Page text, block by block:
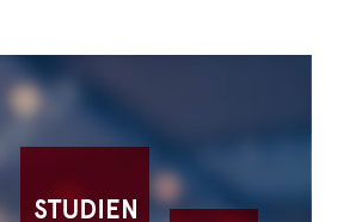
ZAHL DES MONATS